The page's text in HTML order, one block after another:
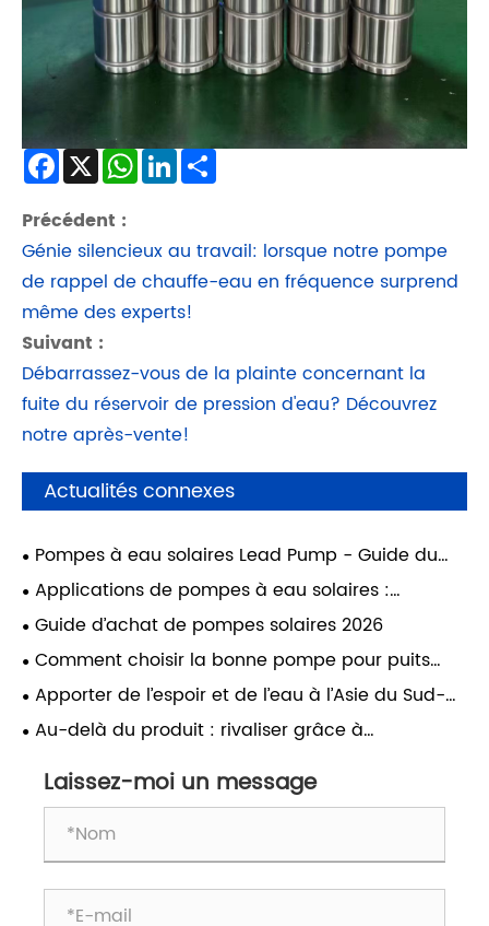
Facebook
X WhatsApp
LinkedIn
Share
Précédent :
Génie silencieux au travail: lorsque notre pompe
de rappel de chauffe-eau en fréquence surprend
même des experts!
Suivant :
Débarrassez-vous de la plainte concernant la
fuite du réservoir de pression d'eau? Découvrez
notre après-vente!
Actualités connexes
Pompes à eau solaires Lead Pump - Guide du
revendeur
Applications de pompes à eau solaires :
agriculture, élevage et usage domestique
Guide d’achat de pompes solaires 2026
Comment choisir la bonne pompe pour puits
profonds pour votre ferme ?
Apporter de l’espoir et de l’eau à l’Asie du Sud-
Est
Au-delà du produit : rivaliser grâce à
prixLaissez-moi un message